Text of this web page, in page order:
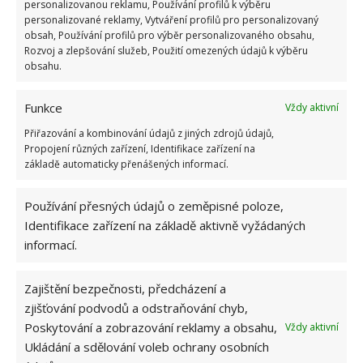
personalizovanou reklamu, Používání profilů k výběru
personalizované reklamy, Vytváření profilů pro personalizovaný
obsah, Používání profilů pro výběr personalizovaného obsahu,
Rozvoj a zlepšování služeb, Použití omezených údajů k výběru
obsahu.
Funkce
Vždy aktivní
Přiřazování a kombinování údajů z jiných zdrojů údajů,
Propojení různých zařízení, Identifikace zařízení na
základě automaticky přenášených informací.
Používání přesných údajů o zeměpisné poloze,
Identifikace zařízení na základě aktivně vyžádaných
informací.
Zajištění bezpečnosti, předcházení a
zjišťování podvodů a odstraňování chyb,
Poskytování a zobrazování reklamy a obsahu,
Ukládání a sdělování voleb ochrany osobních
Vždy aktivní
platí, že efektivní topné zařízení a celá instalace
bude fungovat ekonomičtěji, a tím nám vzniknou
nižší náklady.